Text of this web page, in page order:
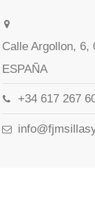
Calle Argollon, 6,
ESPAÑA
+34 617 267